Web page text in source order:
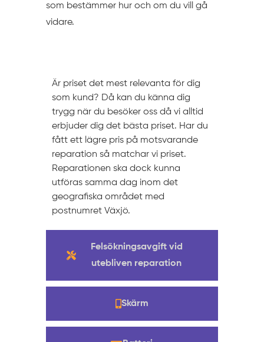
som bestämmer hur och om du vill gå
vidare.
Felsökningsavgift vid
utebliven reparation
Skärm
Är priset det mest relevanta för dig
som kund? Då kan du känna dig
trygg när du besöker oss då vi alltid
erbjuder dig det bästa priset. Har du
fått ett lägre pris på motsvarande
reparation så matchar vi priset.
Reparationen ska dock kunna
utföras samma dag inom det
geografiska området med
postnumret Växjö.